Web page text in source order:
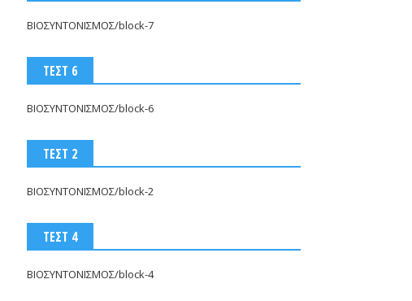
ΒΙΟΣΥΝΤΟΝΙΣΜΟΣ/block-7
ΤΕΣΤ 6
ΒΙΟΣΥΝΤΟΝΙΣΜΟΣ/block-6
ΤΕΣΤ 2
ΒΙΟΣΥΝΤΟΝΙΣΜΟΣ/block-2
ΤΕΣΤ 4
ΒΙΟΣΥΝΤΟΝΙΣΜΟΣ/block-4